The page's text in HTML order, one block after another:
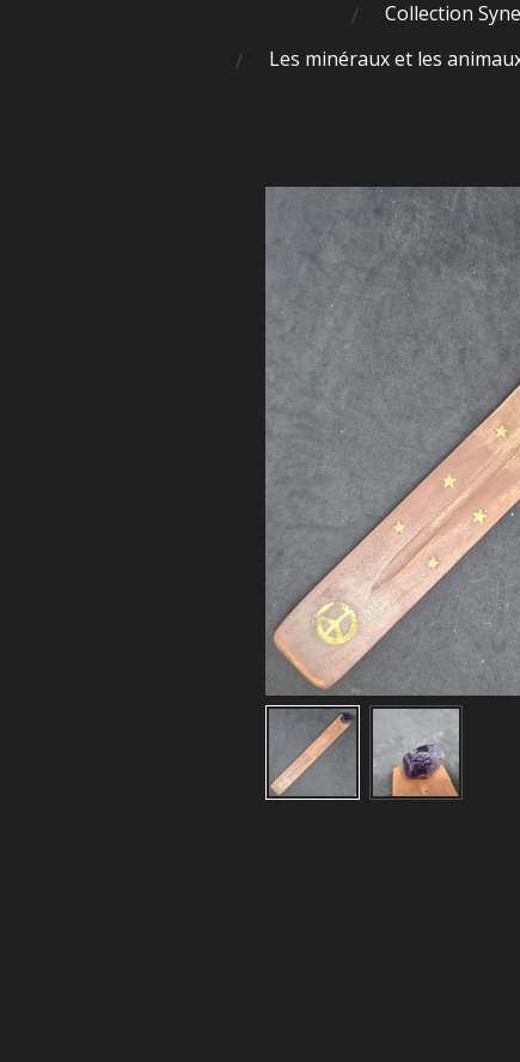
Collection
Les minéraux et les